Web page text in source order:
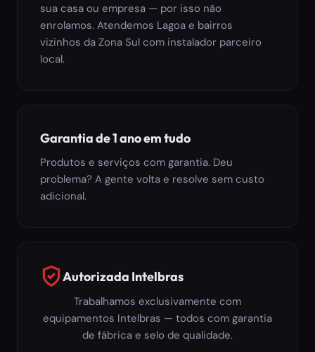
sua casa ou empresa — por isso não
enrolamos. Atendemos Lagoa e bairros
vizinhos da Zona Sul com instalador parceiro
local.
Garantia de 1 ano em tudo
Produtos e serviços com garantia. Deu
problema? A gente volta e resolve sem custo
adicional.
Autorizada Intelbras
Trabalhamos exclusivamente com
equipamentos Intelbras — todos com garantia
de fábrica e selo de qualidade.